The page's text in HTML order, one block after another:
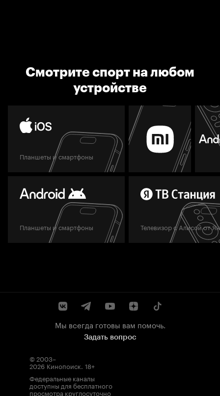
Смотрите спорт на любом
устройстве
Планшеты и смартфоны
Планшеты и смартфоны Телевизор с Алисой от
Мы всегда готовы вам помочь.
Задать вопрос
© 2003–
2026 Кинопоиск. 18+
Федеральные каналы
доступны для бесплатного
просмотра круглосуточно